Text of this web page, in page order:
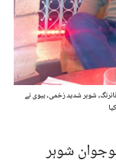
شوہر شدید زخمی، بیوی نے
شوہر